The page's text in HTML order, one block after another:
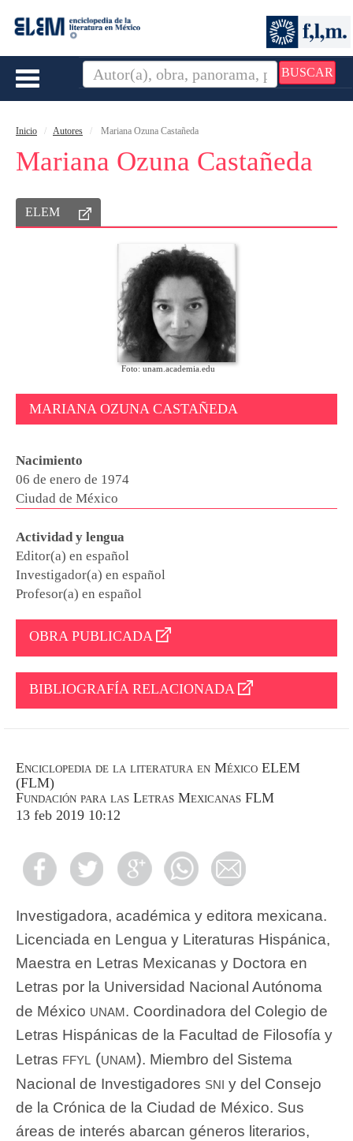
BUSCAR
Toggle
Inicio Autores Mariana Ozuna Castañeda
Mariana Ozuna Castañeda
ELEM
Foto: unam.academia.edu
MARIANA OZUNA CASTAÑEDA
Nacimiento
06 de enero de 1974
Ciudad de México
Actividad y lengua
Editor(a) en español
Investigador(a) en español
Profesor(a) en español
OBRA PUBLICADA
BIBLIOGRAFÍA RELACIONADA
Enciclopedia de la literatura en México ELEM
(FLM)
Fundación para las Letras Mexicanas FLM
13 feb 2019 10:12
Investigadora, académica y editora mexicana.
Licenciada en Lengua y Literaturas Hispánica,
Maestra en Letras Mexicanas y Doctora en
Letras por la Universidad Nacional Autónoma
de México unam. Coordinadora del Colegio de
Letras Hispánicas de la Facultad de Filosofía y
Letras ffyl (unam). Miembro del Sistema
Nacional de Investigadores sni y del Consejo
de la Crónica de la Ciudad de México. Sus
áreas de interés abarcan géneros literarios,